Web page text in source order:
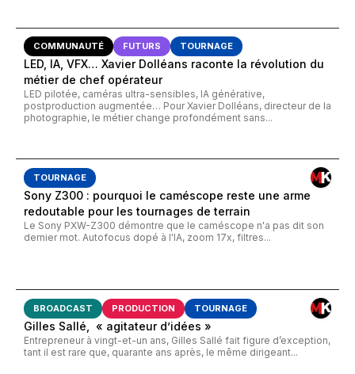
COMMUNAUTÉ FUTURS TOURNAGE
LED, IA, VFX… Xavier Dolléans raconte la révolution du
métier de chef opérateur
LED pilotée, caméras ultra-sensibles, IA générative,
postproduction augmentée… Pour Xavier Dolléans, directeur de la
photographie, le métier change profondément sans...
TOURNAGE
Sony Z300 : pourquoi le caméscope reste une arme
redoutable pour les tournages de terrain
Le Sony PXW-Z300 démontre que le caméscope n'a pas dit son
dernier mot. Autofocus dopé à l'IA, zoom 17x, filtres...
BROADCAST PRODUCTION TOURNAGE
Gilles Sallé, « agitateur d’idées »
Entrepreneur à vingt-et-un ans, Gilles Sallé fait figure d’exception,
tant il est rare que, quarante ans après, le même dirigeant...